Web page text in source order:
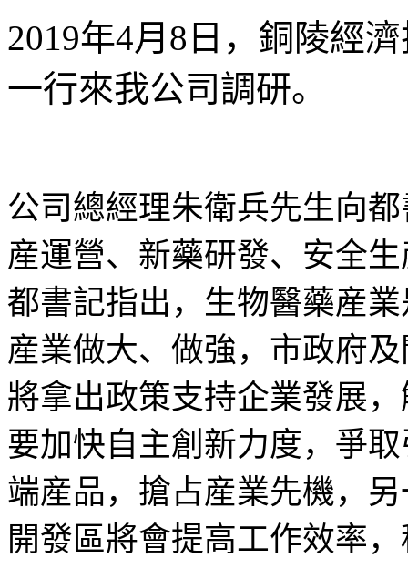
2019年4月 8 日，銅陵經
一行來我公司調研。
公司總經理朱衛兵先生向
産運營、新藥研發、安全
都書記指出，生物醫藥産
産業做大、做強，市政府
將拿出政策支持企業發展
要加快自主創新力度，爭
端産品，搶占産業先機，
開發區將會提高工作效率